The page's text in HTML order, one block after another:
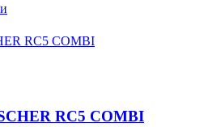
RC5 COMBI